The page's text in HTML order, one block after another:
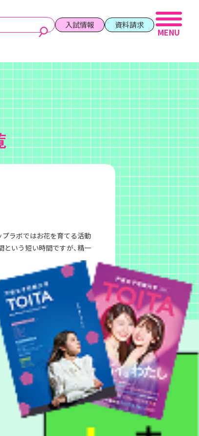
入試情報 資料請求
プラボではお花を育てる活動
という短い時間ですが、精一